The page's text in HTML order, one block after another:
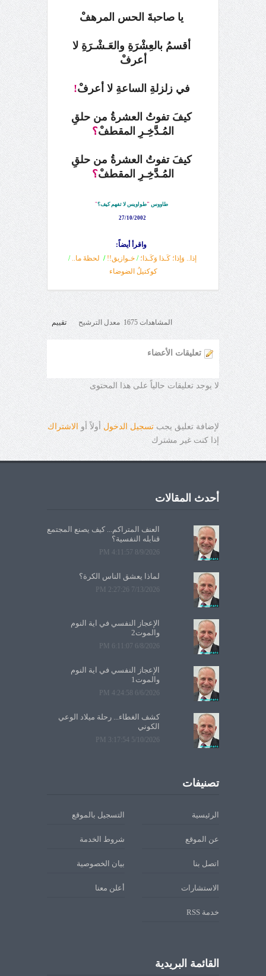
يا صاحبةَ الحس المرهفْ
أقسمُ بالعِشْرَةِ والعَـشْـرَةِ لا
أعرفْ
في زلزلةِ الساعةِ لا أعرفْ!
كيفَ تفوتُ العشرةُ من حلقِ
المُـدَّخِـرِ المقطفْ؟
كيفَ تفوتُ العشرةُ من حلقِ
المُـدَّخِـرِ المقطفْ؟
طاووس "طواويس لا تفهم كيف؟"
27/10/2002
واقرأ أيضاً:
إذا.. وَإذا؛ كَـذا وَكَـذا؛ /خـوازيق!! / لحظةَ ما.. /
كوكتيلُ الضوضاء
المشاهدات 1675 معدل الترشيح تقييم
تعليقات الأعضاء
لا يوجد تعليقات حالياً على هذا المحتوى
لإضافة تعليق يجب تسجيل الدخول أولاً أو
الاشتراك
إذا كنت غير مشترك
أحدث المقالات
العنف المتراكم... كيف يصنع المجتمع
قنابله النفسية؟
8/9/2026 4:11:57 PM
لماذا يعشق الناس الكرة؟
7/13/2026 2:27:26 PM
الإعجاز النفسي في آية النوم
والموت2
6/8/2026 6:11:07 PM
الإعجاز النفسي في آية النوم
والموت1
6/6/2026 4:24:58 PM
كشف الغطاء... رحلة ميلاد الوعي
الكوني
5/10/2026 3:17:54 PM
تصنيفات
الرئيسية التسجيل بالموقع
عن الموقع شروط الخدمة
اتصل بنا بيان الخصوصية
الاستشارات أعلن معنا
خدمة RSS
القائمة البريدية